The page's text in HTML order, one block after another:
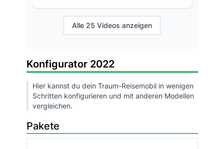
Alle 25 Videos anzeigen
Konfigurator 2022
Hier kannst du dein Traum-Reisemobil in wenigen
Schritten konfigurieren und mit anderen Modellen
vergleichen.
Pakete